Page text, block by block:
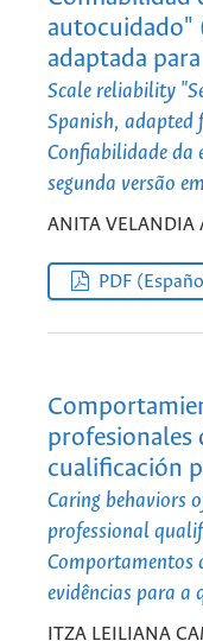
autocuidado"
adaptada
Scale reliability
Spanish,
Confiabilidade da
segunda versão
ANITA VELANDIA
PDF
profesionales
cualificación
Caring behaviors
professional
Comportamentos
evidências para a
ITZA LEILIANA